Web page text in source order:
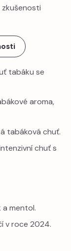
tabáku se
aroma,
tabáková chuť.
chuť s
mentol.
v roce 2024.